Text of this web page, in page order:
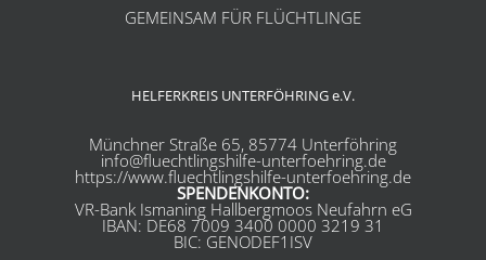
GEMEINSAM FÜR FLÜCHTLINGE
HELFERKREIS UNTERFÖHRING e.V.
Münchner Straße 65, 85774 Unterföhring
info@fluechtlingshilfe-unterfoehring.de
https://www.fluechtlingshilfe-unterfoehring.de
SPENDENKONTO:
VR-Bank Ismaning Hallbergmoos Neufahrn eG
IBAN: DE68 7009 3400 0000 3219 31
BIC: GENODEF1ISV